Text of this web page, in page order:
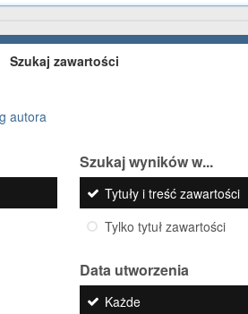
Szukaj zawartości
autora
Szukaj wyników w...
Tytuły i treść zawartości
Tylko tytuł zawartości
Data utworzenia
Każde